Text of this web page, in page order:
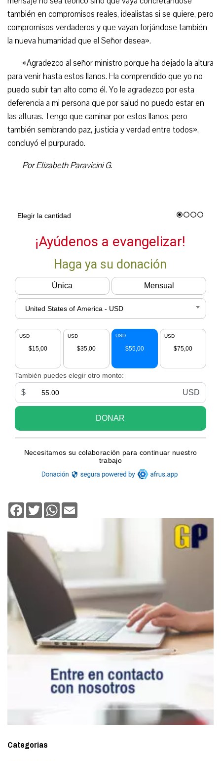
también en compromisos reales, idealistas si se quiere, pero
compromisos verdaderos y que vayan forjándose también
la nueva humanidad que el Señor desea».
«Agradezco al señor ministro porque ha dejado la altura
para venir hasta estos llanos. Ha comprendido que yo no
puedo subir tan alto como él. Yo le agradezco por esta
deferencia a mi persona que por salud no puedo estar en
las alturas. Tengo que caminar por estos llanos, pero
también sembrando paz, justicia y verdad entre todos»,
concluyó el purpurado.
Por Elizabeth Paravicini G.
Facebook
TwitterWhatsApp
Categorías